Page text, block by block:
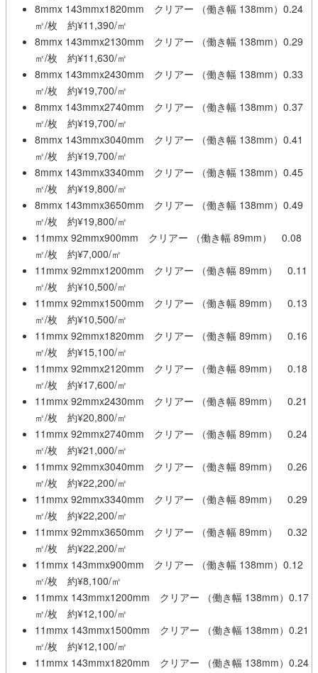
8mmx 143mmx1820mm クリアー （働き幅 138mm）0.24
㎡/枚 約¥11,390/㎡
8mmx 143mmx2130mm クリアー （働き幅 138mm）0.29
㎡/枚 約¥11,630/㎡
8mmx 143mmx2430mm クリアー （働き幅 138mm）0.33
㎡/枚 約¥19,700/㎡
8mmx 143mmx2740mm クリアー （働き幅 138mm）0.37
㎡/枚 約¥19,700/㎡
8mmx 143mmx3040mm クリアー （働き幅 138mm）0.41
㎡/枚 約¥19,700/㎡
8mmx 143mmx3340mm クリアー （働き幅 138mm）0.45
㎡/枚 約¥19,800/㎡
8mmx 143mmx3650mm クリアー （働き幅 138mm）0.49
㎡/枚 約¥19,800/㎡
11mmx 92mmx900mm クリアー （働き幅 89mm） 0.08
㎡/枚 約¥7,000/㎡
11mmx 92mmx1200mm クリアー （働き幅 89mm） 0.11
㎡/枚 約¥10,500/㎡
11mmx 92mmx1500mm クリアー （働き幅 89mm） 0.13
㎡/枚 約¥10,500/㎡
11mmx 92mmx1820mm クリアー （働き幅 89mm） 0.16
㎡/枚 約¥15,100/㎡
11mmx 92mmx2120mm クリアー （働き幅 89mm） 0.18
㎡/枚 約¥17,600/㎡
11mmx 92mmx2430mm クリアー （働き幅 89mm） 0.21
㎡/枚 約¥20,800/㎡
11mmx 92mmx2740mm クリアー （働き幅 89mm） 0.24
㎡/枚 約¥21,000/㎡
11mmx 92mmx3040mm クリアー （働き幅 89mm） 0.26
㎡/枚 約¥22,200/㎡
11mmx 92mmx3340mm クリアー （働き幅 89mm） 0.29
㎡/枚 約¥22,200/㎡
11mmx 92mmx3650mm クリアー （働き幅 89mm） 0.32
㎡/枚 約¥22,200/㎡
11mmx 143mmx900mm クリアー （働き幅 138mm）0.12
㎡/枚 約¥8,100/㎡
11mmx 143mmx1200mm クリアー （働き幅 138mm）0.17
㎡/枚 約¥12,100/㎡
11mmx 143mmx1500mm クリアー （働き幅 138mm）0.21
㎡/枚 約¥12,100/㎡
11mmx 143mmx1820mm クリアー （働き幅 138mm）0.24